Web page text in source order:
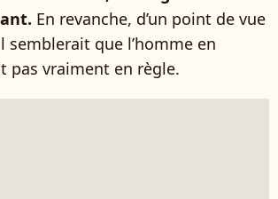
En revanche, d’un point de vue
que l’homme en
pas vraiment en règle.